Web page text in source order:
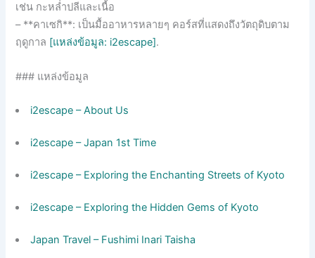
เช่น กะหล่ำปลีและเนื้อ
– **คาเซกิ**: เป็นมื้ออาหารหลายๆ คอร์สที่แสดงถึงวัตถุดิบตาม
ฤดูกาล [แหล่งข้อมูล: i2escape].
### แหล่งข้อมูล
i2escape – About Us
i2escape – Japan 1st Time
i2escape – Exploring the Enchanting Streets of Kyoto
i2escape – Exploring the Hidden Gems of Kyoto
Japan Travel – Fushimi Inari Taisha